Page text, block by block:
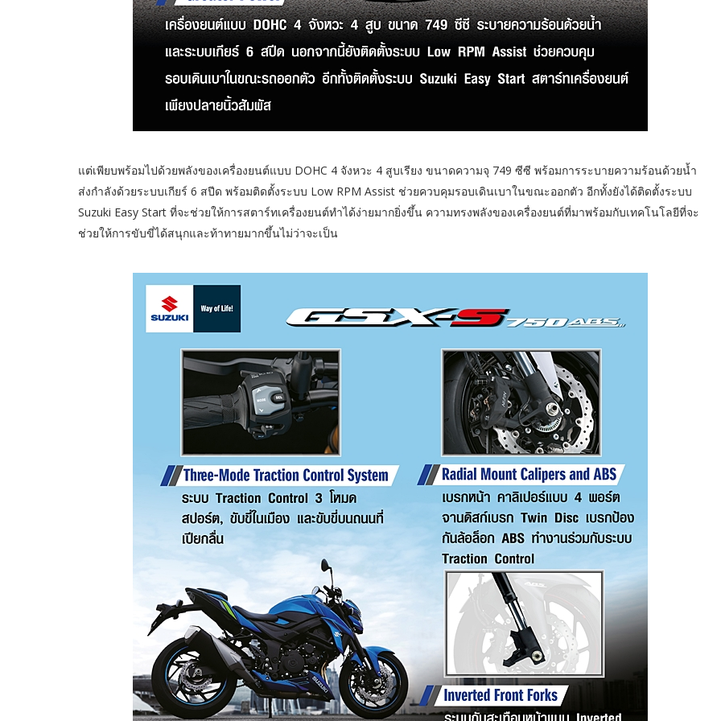
แต่เพียบพร้อมไปด้วยพลังของเครื่องยนต์แบบ DOHC 4 จังหวะ 4 สูบเรียง ขนาดความจุ 749 ซีซี พร้อมการระบายความร้อนด้วยน้ำ
ส่งกำลังด้วยระบบเกียร์ 6 สปีด พร้อมติดตั้งระบบ Low RPM Assist ช่วยควบคุมรอบเดินเบาในขณะออกตัว อีกทั้งยังได้ติดตั้งระบบ
Suzuki Easy Start ที่จะช่วยให้การสตาร์ทเครื่องยนต์ทำได้ง่ายมากยิ่งขึ้น ความทรงพลังของเครื่องยนต์ที่มาพร้อมกับเทคโนโลยีที่จะ
ช่วยให้การขับขี่ได้สนุกและท้าทายมากขึ้นไม่ว่าจะเป็น